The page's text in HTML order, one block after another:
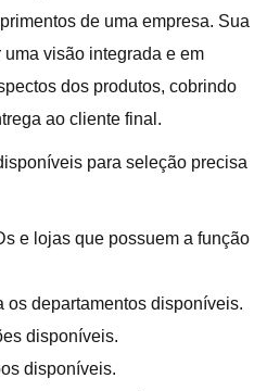
de uma empresa. Sua
visão integrada e em
dos produtos, cobrindo
ao cliente final.
para seleção precisa
e lojas que possuem a função
os departamentos disponíveis.
disponíveis.
disponíveis.